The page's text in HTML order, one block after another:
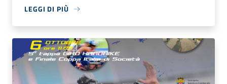
LEGGI DI PIÙ